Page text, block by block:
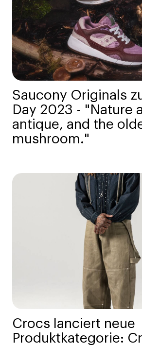
Saucony Originals
Day 2023 - "Nature
antique, and the
mushroom."
Crocs lanciert neue
Produktkategorie: